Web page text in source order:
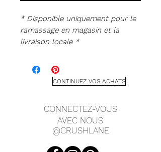
* Disponible uniquement pour le
ramassage en magasin et la
livraison locale *
'Beauceware'. Superbe pièce rétro
en très bon état !
Mesure environ 10,5" de long, 5" de
CONTINUEZ VOS ACHATS
CONNECTEZ-VOUS
AVEC NOUS
@CRUSHLANE